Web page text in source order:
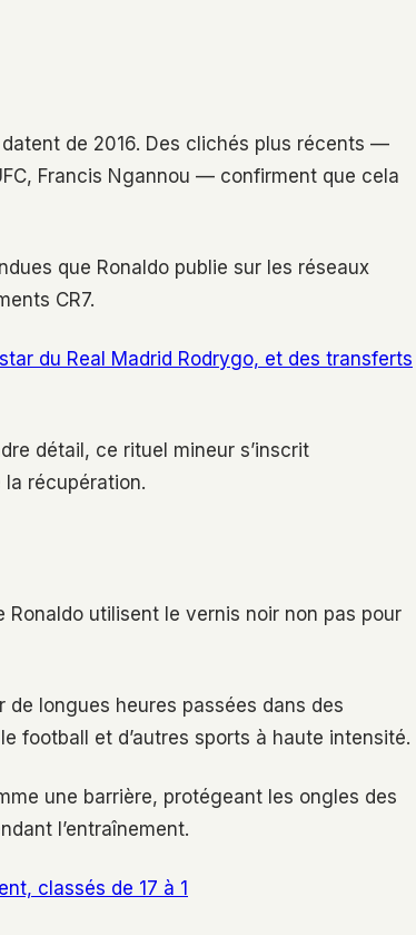
de 2016. Des clichés plus récents —
Francis Ngannou — confirment que cela
que Ronaldo publie sur les réseaux
CR7.
du Real Madrid Rodrygo, et des transferts
détail, ce rituel mineur s’inscrit
récupération.
Ronaldo utilisent le vernis noir non pas pour
longues heures passées dans des
football et d’autres sports à haute intensité.
une barrière, protégeant les ongles des
l’entraînement.
classés de 17 à 1